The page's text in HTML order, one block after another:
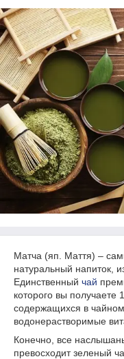
Матча (яп. Маття) –
натуральный напиток,
Единственный чай
которого вы получаете
содержащихся в
водонерастворимые
Конечно, все
превосходит зеленый